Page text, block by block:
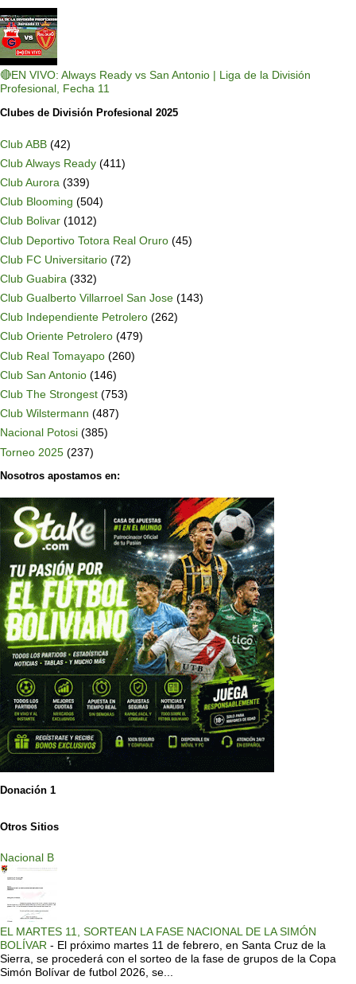
🔴EN VIVO: Always Ready vs San Antonio | Liga de la División
Profesional, Fecha 11
Clubes de División Profesional 2025
Club ABB (42)
Club Always Ready (411)
Club Aurora (339)
Club Blooming (504)
Club Bolivar (1012)
Club Deportivo Totora Real Oruro (45)
Club FC Universitario (72)
Club Guabira (332)
Club Gualberto Villarroel San Jose (143)
Club Independiente Petrolero (262)
Club Oriente Petrolero (479)
Club Real Tomayapo (260)
Club San Antonio (146)
Club The Strongest (753)
Club Wilstermann (487)
Nacional Potosi (385)
Torneo 2025 (237)
Nosotros apostamos en:
Donación 1
Otros Sitios
Nacional B
EL MARTES 11, SORTEAN LA FASE NACIONAL DE LA SIMÓN
BOLÍVAR - El próximo martes 11 de febrero, en Santa Cruz de la
Sierra, se procederá con el sorteo de la fase de grupos de la Copa
Simón Bolívar de futbol 2026, se...